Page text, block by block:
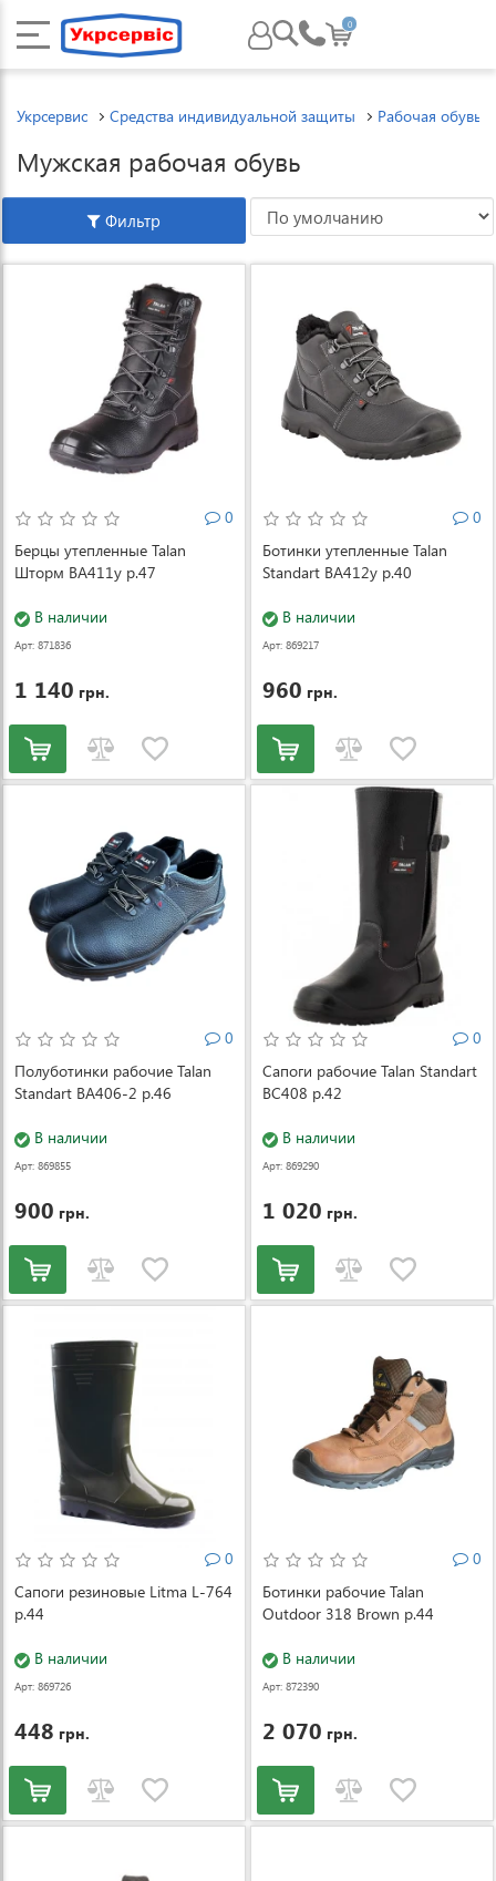
0
Укрсервис Средства индивидуальной защиты Рабочая обувь
Мужская рабочая обувь
Фильтр
0
Берцы утепленные Talan
Шторм ВА411у р.47
В наличии
Арт: 871836
1 140 грн.
0
Ботинки утепленные Talan
Standart ВА412у р.40
В наличии
Арт: 869217
960 грн.
0
Полуботинки рабочие Talan
Standart ВА406-2 р.46
В наличии
Арт: 869855
900 грн.
0
Сапоги рабочие Talan Standart
ВС408 р.42
В наличии
Арт: 869290
1 020 грн.
0
Сапоги резиновые Litma L-764
р.44
В наличии
Арт: 869726
448 грн.
0
Ботинки рабочие Talan
Outdoor 318 Brown р.44
В наличии
Арт: 872390
2 070 грн.